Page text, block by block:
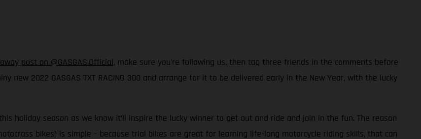
post on @GASGAS.Official, make sure you're following us, then tag three friends in the comments before
new 2022 GASGAS TXT RACING 300 and arrange for it to be delivered early in the New Year, with the lucky
holiday season as we know it’ll inspire the lucky winner to get out and ride and join in the fun. The reason
bikes) is simple – because trial bikes are great for learning life-long motorcycle riding skills, that can